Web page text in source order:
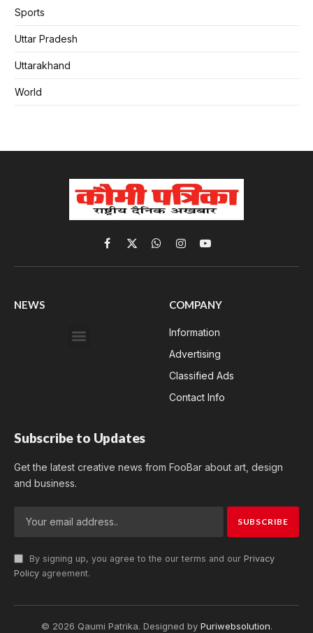
Sports
Uttar Pradesh
Uttarakhand
World
Facebook
X
(Twitter)
WhatsApp
InstagramYouTube
NEWS COMPANY
Information
Advertising
Classified Ads
Contact Info
Subscribe to Updates
Get the latest creative news from FooBar about art, design
and business.
By signing up, you agree to the our terms and our Privacy
Policy agreement.
© 2026 Qaumi Patrika. Designed by Puriwebsolution.